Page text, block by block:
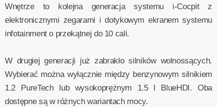
Wnętrze to kolejna generacja systemu i-Cocpit z
elektronicznymi zegarami i dotykowym ekranem systemu
infotainment o przekątnej do 10 cali.
W drugiej generacji już zabrakło silników wolnossących.
Wybierać można wyłącznie między benzynowym silnikiem
1.2 PureTech lub wysokoprężnym 1.5 l BlueHDI. Oba
dostępne są w różnych wariantach mocy.